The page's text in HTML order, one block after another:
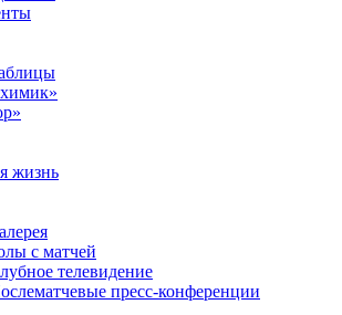
жизнь
с матчей
телевидение
пресс-конференции